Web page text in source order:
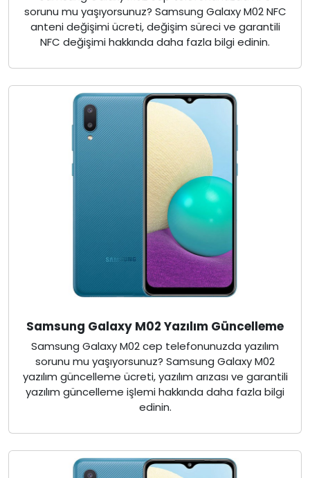
sorunu mu yaşıyorsunuz? Samsung Galaxy M02 NFC
anteni değişimi ücreti, değişim süreci ve garantili
NFC değişimi hakkında daha fazla bilgi edinin.
Samsung Galaxy M02 Yazılım Güncelleme
Samsung Galaxy M02 cep telefonunuzda yazılım
sorunu mu yaşıyorsunuz? Samsung Galaxy M02
yazılım güncelleme ücreti, yazılım arızası ve garantili
yazılım güncelleme işlemi hakkında daha fazla bilgi
edinin.